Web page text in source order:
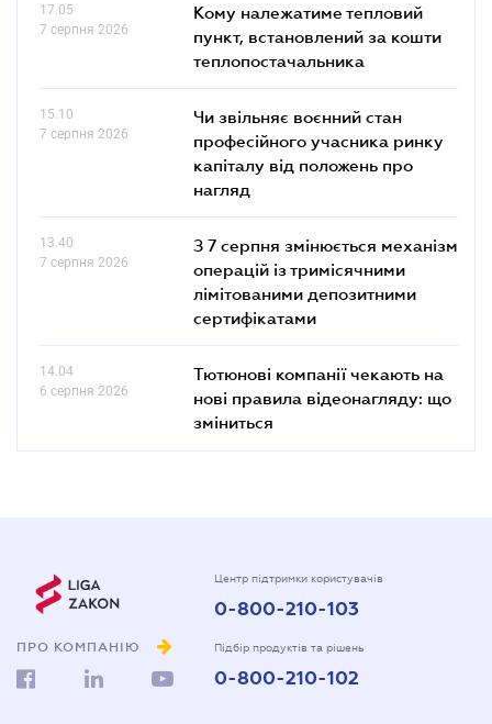
17.05
7 серпня 2026
Кому належатиме тепловий
пункт, встановлений за кошти
теплопостачальника
15.10
7 серпня 2026
Чи звільняє воєнний стан
професійного учасника ринку
капіталу від положень про
нагляд
13.40
7 серпня 2026
З 7 серпня змінюється механізм
операцій із тримісячними
лімітованими депозитними
сертифікатами
14.04
6 серпня 2026
Тютюнові компанії чекають на
нові правила відеонагляду: що
зміниться
ПРО КОМПАНІЮ
Центр підтримки користувачів
0-800-210-103
Підбір продуктів та рішень
0-800-210-102